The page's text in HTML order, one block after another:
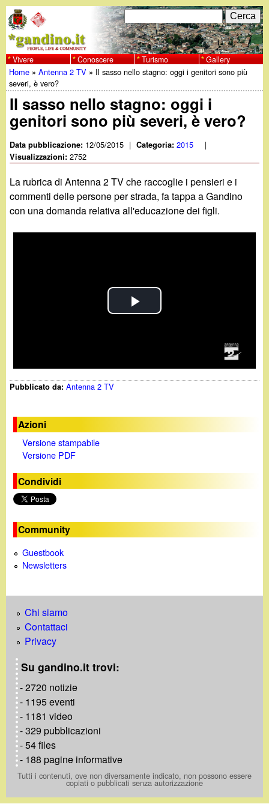
al
contenuto
principale
w
w
w
.
g
a
n
.
F
o
r
m
d
r
i
c
e
c
a
C
e
r
c
a
Vivere Conoscere Turismo Gallery
Tu
sei
qui
Home »Antenna 2 TV » Il sasso nello stagno: oggi i genitori sono più
severi, è vero?
Il sasso nello stagno: oggi i
genitori sono più severi, è vero?
Data pubblicazione: 12/05/2015 | Categoria:2015 |
Visualizzazioni:2752
La rubrica di Antenna 2 TV che raccoglie i pensieri e i
commenti delle persone per strada, fa tappa a Gandino
con una domanda relativa all'educazione dei figli.
P
a
V
d
Pubblicato da:Antenna 2 TV
Azioni
Versione stampabile
Versione PDF
Condividi
Community
Guestbook
Newsletters
Chi siamo
Contattaci
Privacy
Su gandino.it trovi:
- 2720 notizie
- 1195 eventi
- 1181 video
- 329 pubblicazioni
- 54 files
- 188 pagine informative
Tutti i contenuti, ove non diversamente indicato, non possono essere
copiati o pubblicati senza autorizzazione